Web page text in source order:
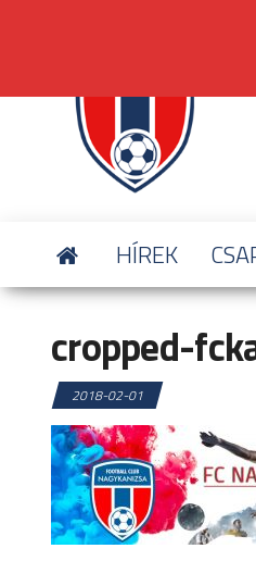
content
HÍREK
cropped-
2018-02-01